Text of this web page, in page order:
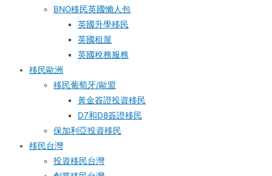
BNO移民英國懶人包
英國升學移民
英國租屋
英國稅務服務​
移民歐洲
移民葡萄牙/歐盟
黃金簽證投資移民
D7和D8簽證移民
保加利亞投資移民
移民台灣
投資移民台灣